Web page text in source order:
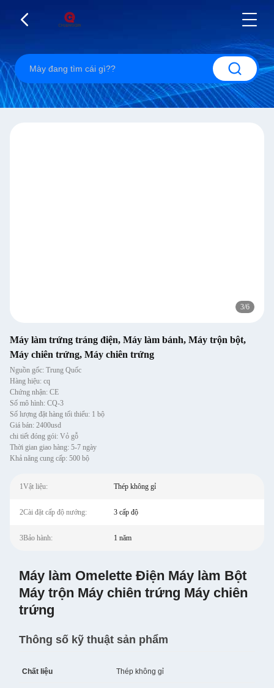
3/6
Máy làm trứng tráng điện, Máy làm bánh, Máy trộn bột,
Máy chiên trứng, Máy chiên trứng
Nguồn gốc: Trung Quốc
Hàng hiệu: cq
Chứng nhận: CE
Số mô hình: CQ-3
Số lượng đặt hàng tối thiểu: 1 bộ
Giá bán: 2400usd
chi tiết đóng gói: Vỏ gỗ
Thời gian giao hàng: 5-7 ngày
Khả năng cung cấp: 500 bộ
1Vật liệu: Thép không gỉ
2Cài đặt cấp độ nướng: 3 cấp độ
3Bảo hành: 1 năm
Máy làm Omelette Điện Máy làm Bột
Máy trộn Máy chiên trứng Máy chiên
trứng
Thông số kỹ thuật sản phẩm
Chất liệu Thép không gỉ